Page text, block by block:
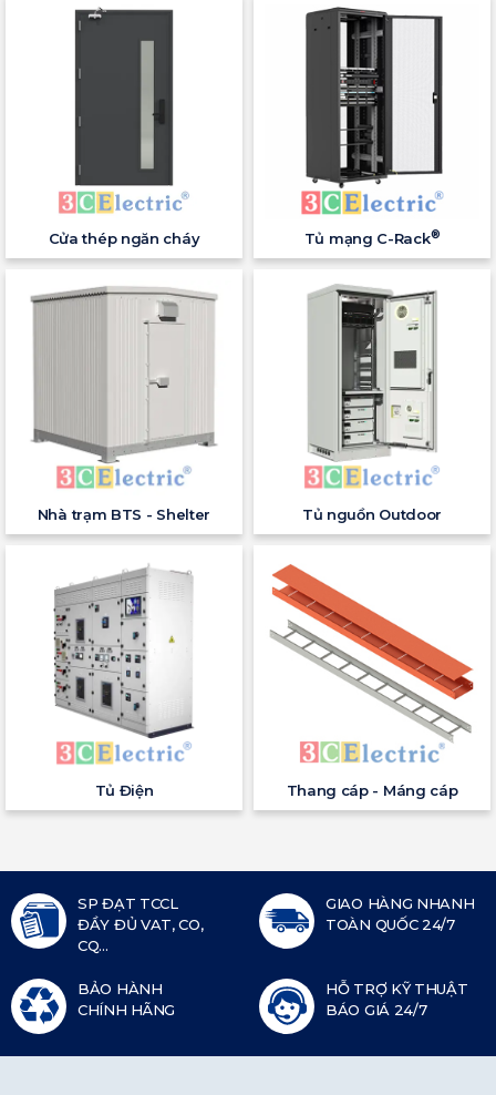
Cửa thép ngăn cháy Tủ mạng C-Rack®
Nhà trạm BTS - Shelter Tủ nguồn Outdoor
Tủ Điện Thang cáp - Máng cáp
SP ĐẠT TCCL
ĐẦY ĐỦ VAT, CO,
CQ...
GIAO HÀNG NHANH
TOÀN QUỐC 24/7
BẢO HÀNH
CHÍNH HÃNG
HỖ TRỢ KỸ THUẬT
BÁO GIÁ 24/7